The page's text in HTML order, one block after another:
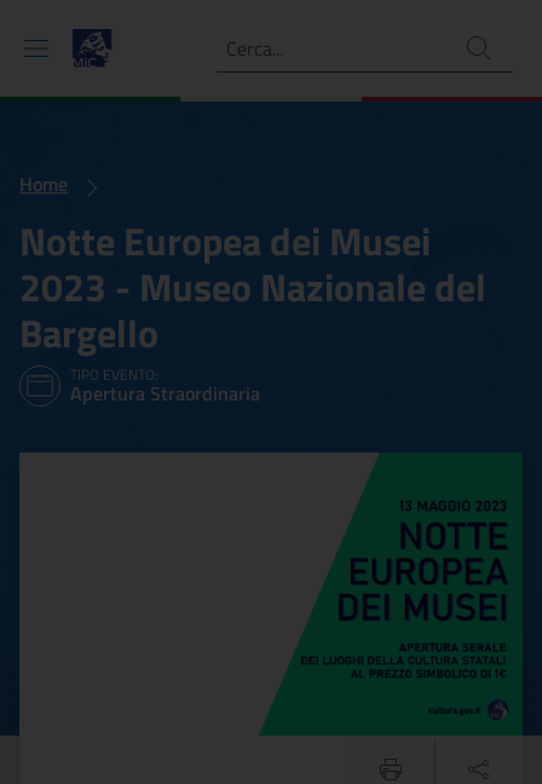
Ricerca
Home
Notte Europea dei Musei
2023 - Museo Nazionale del
Bargello
TIPO EVENTO:
Apertura Straordinaria
Notte Europea dei